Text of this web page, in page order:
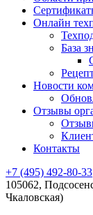
Онлайн
База
Новости
Отзывы
Контакты
+7 (495) 492-80-33
105062,
Чкаловская)